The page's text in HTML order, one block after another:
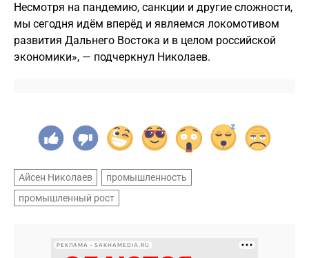
Несмотря на пандемию, санкции и другие сложности,
мы сегодня идём вперёд и являемся локомотивом
развития Дальнего Востока и в целом российской
экономики», — подчеркнул Николаев.
Айсен Николаев
промышленность
промышленный рост
РЕКЛАМА • SAKHAMEDIA.RU